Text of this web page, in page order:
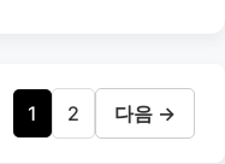
페
이
1
페
이
2 다음 →